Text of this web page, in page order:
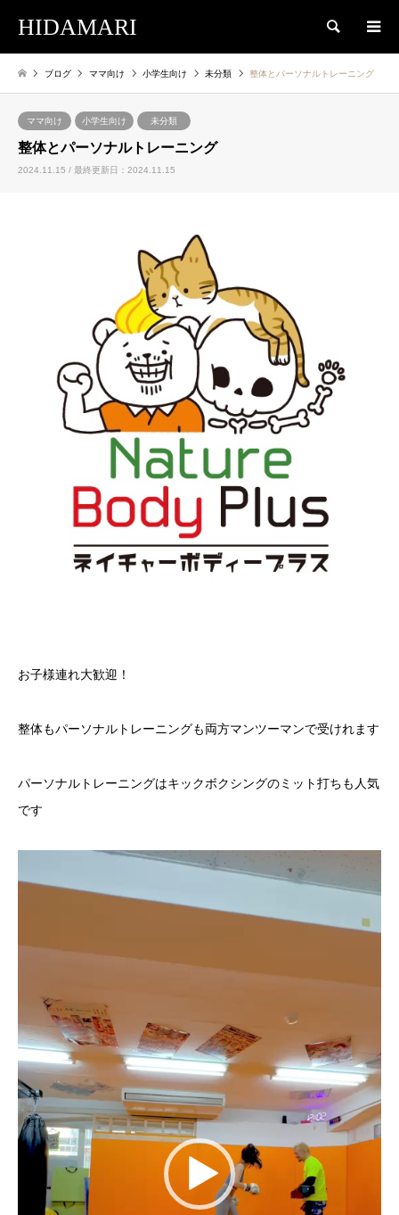
HIDAMARI 検索
ブログ ママ向け 小学生向け 未分類 整体とパーソナルトレーニング
ママ向け 小学生向け 未分類
整体とパーソナルトレーニング
2024.11.15 / 最終更新日：2024.11.15
お子様連れ大歓迎！
整体もパーソナルトレーニングも両方マンツーマンで受けれます
パーソナルトレーニングはキックボクシングのミット打ちも人気
です
レ
ー